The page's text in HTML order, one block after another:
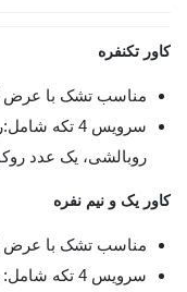
کاور تکنفره
مناسب تشک با عرض 80 الی
سرویس 4
روبالشی، یک عدد
کاور یک و نیم نفره
مناسب تشک با عرض
سرویس 4